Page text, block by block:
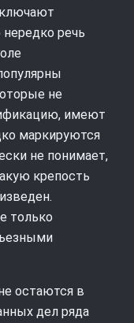
речь
не
имеют
маркируются
не понимает,
крепость
только
остаются в
дел ряда